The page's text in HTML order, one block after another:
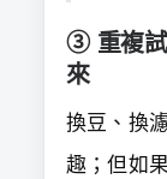
③ 重複
來
換豆、換
趣；但如